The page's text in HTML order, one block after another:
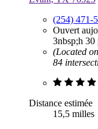
(254) 471-
Ouvert
3nbsp;h 30
(Located
84
Distance estimée
15,5 milles